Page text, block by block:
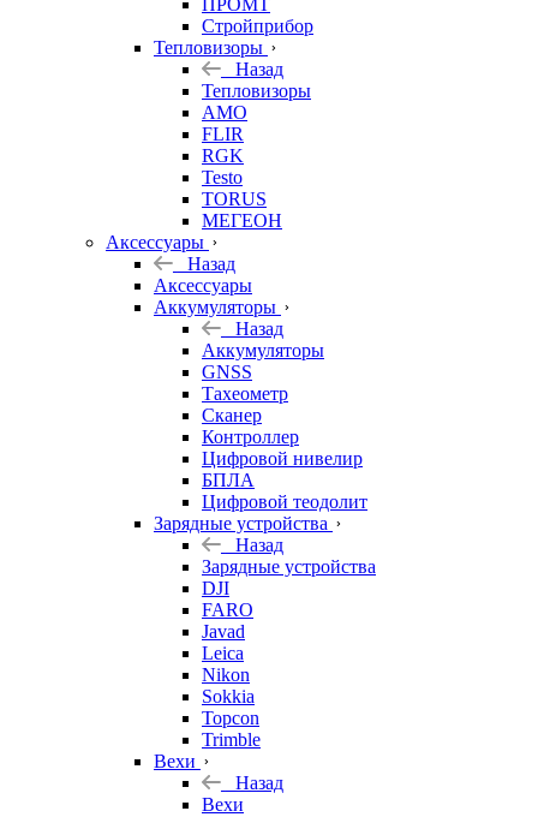
ПРОМТ
Стройприбор
Тепловизоры
Назад
Тепловизоры
AMO
FLIR
RGK
Testo
TORUS
МЕГЕОН
Аксессуары
Назад
Аксессуары
Аккумуляторы
Назад
Аккумуляторы
GNSS
Тахеометр
Сканер
Контроллер
Цифровой нивелир
БПЛА
Цифровой теодолит
Зарядные устройства
Назад
Зарядные устройства
DJI
FARO
Javad
Leica
Nikon
Sokkia
Topcon
Trimble
Вехи
Назад
Вехи